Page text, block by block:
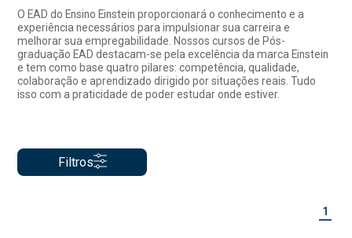
O EAD do Ensino Einstein proporcionará o conhecimento e a
experiência necessários para impulsionar sua carreira e
melhorar sua empregabilidade. Nossos cursos de Pós-
graduação EAD destacam-se pela excelência da marca Einstein
e tem como base quatro pilares: competência, qualidade,
colaboração e aprendizado dirigido por situações reais. Tudo
isso com a praticidade de poder estudar onde estiver.
Filtros
1